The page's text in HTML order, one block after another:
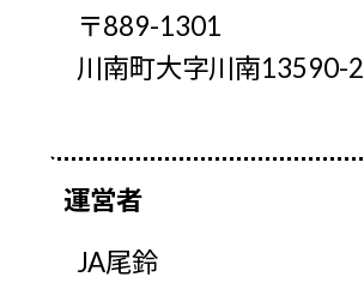
〒889-1301
川南町大字川南13590-2
運営者
JA尾鈴